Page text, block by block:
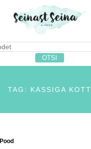
TAG: KASSIGA KOTT
Pood